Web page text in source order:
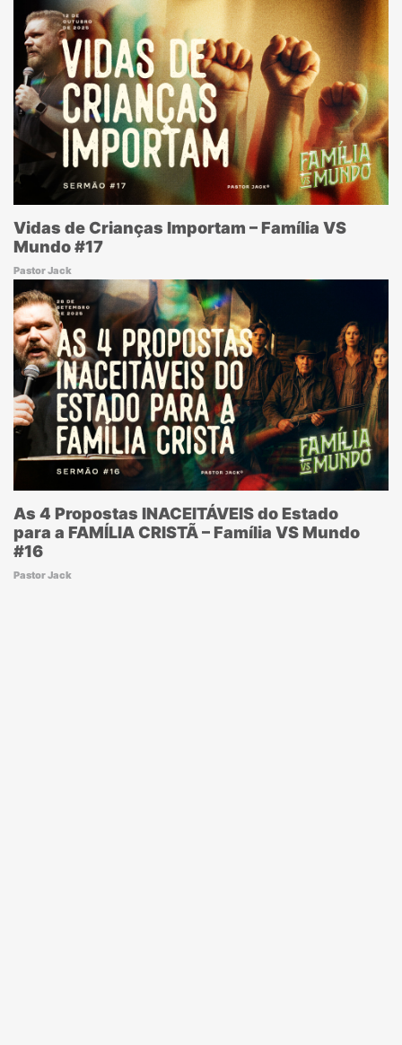
Vidas de Crianças Importam – Família VS
Mundo #17
Pastor Jack
As 4 Propostas INACEITÁVEIS do Estado
para a FAMÍLIA CRISTÃ – Família VS Mundo
#16
Pastor Jack